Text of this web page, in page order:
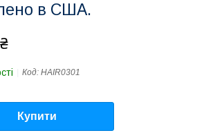
в США.
Код: HAIR0301
Купити